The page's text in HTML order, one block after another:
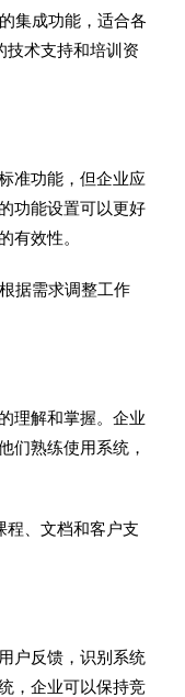
集成功能，适合各
技术支持和培训资
准功能，但企业应
功能设置可以更好
有效性。
据需求调整工作
理解和掌握。企业
们熟练使用系统，
程、文档和客户支
户反馈，识别系统
，企业可以保持竞